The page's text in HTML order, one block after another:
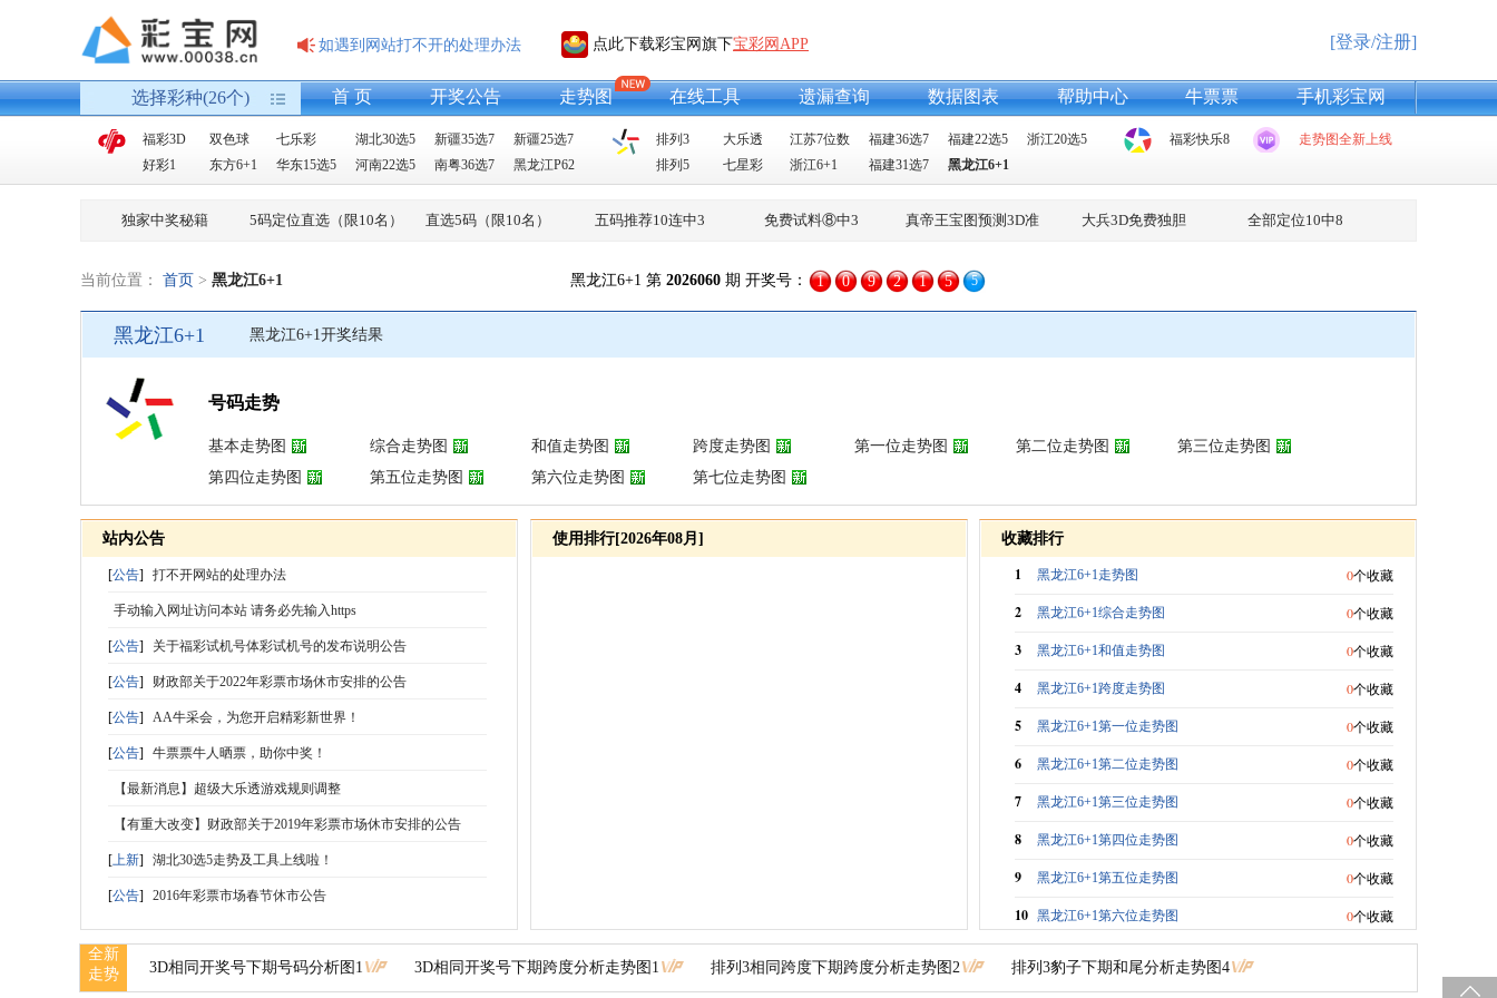
如遇到网站打不开的处理办法 点此下载彩宝网旗下宝彩网APP [登录/注册]
选择彩种(26个) 首 页 开奖公告 走势图 在线工具 遗漏查询 数据图表 帮助中心 牛票票 手机彩宝网
福彩3D 双色球 七乐彩 湖北30选5 新疆35选7
新疆25选7
好彩1
东方6+1 华东15选5 河南22选5 南粤36选7 黑龙江P62
排列3 大乐透 江苏7位数 福建36选7 福建22选5
浙江20选5
排列5
七星彩 浙江6+1 福建31选7 黑龙江6+1
福彩快乐8 走势图全新上线
独家中奖秘籍 5码定位直选（限10名） 直选5码（限10名） 五码推荐10连中3 免费试料⑧中3 真帝王宝图预测3D准 大兵3D免费独胆 全部定位10中8
当前位置： 首页 > 黑龙江6+1 黑龙江6+1 第 2026060 期 开奖号： 1 0 9 2 1 5 5
黑龙江6+1 黑龙江6+1开奖结果
号码走势
基本走势图 综合走势图 和值走势图 跨度走势图 第一位走势图 第二位走势图
第三位走势图
第四位走势图
第五位走势图 第六位走势图 第七位走势图
站内公告
[公告] 打不开网站的处理办法
手动输入网址访问本站 请务必先输入https
[公告] 关于福彩试机号体彩试机号的发布说明公告
[公告] 财政部关于2022年彩票市场休市安排的公告
[公告] AA牛采会，为您开启精彩新世界！
[公告] 牛票票牛人晒票，助你中奖！
【最新消息】超级大乐透游戏规则调整
【有重大改变】财政部关于2019年彩票市场休市安排的公告
[上新] 湖北30选5走势及工具上线啦！
[公告] 2016年彩票市场春节休市公告
使用排行[2026年08月] 收藏排行
1 黑龙江6+1走势图 0个收藏
2 黑龙江6+1综合走势图 0个收藏
3 黑龙江6+1和值走势图 0个收藏
4 黑龙江6+1跨度走势图 0个收藏
5 黑龙江6+1第一位走势图 0个收藏
6 黑龙江6+1第二位走势图 0个收藏
7 黑龙江6+1第三位走势图 0个收藏
8 黑龙江6+1第四位走势图 0个收藏
9 黑龙江6+1第五位走势图 0个收藏
10 黑龙江6+1第六位走势图 0个收藏
全新
走势
3D相同开奖号下期号码分析图1 3D相同开奖号下期跨度分析走势图1 排列3相同跨度下期跨度分析走势图2 排列3豹子下期和尾分析走势图4